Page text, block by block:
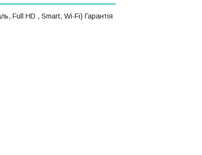
Full HD , Smart, Wi-Fi) Гарантія